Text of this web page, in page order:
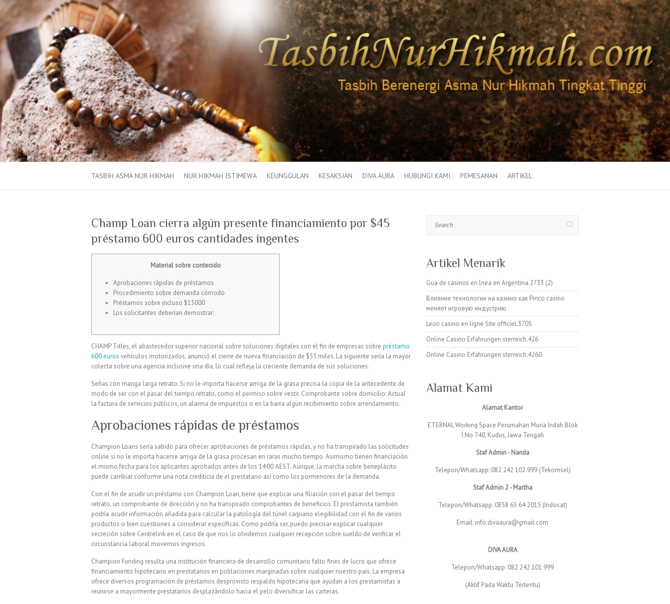
TASBIH ASMA NUR HIKMAH NUR HIKMAH ISTIMEWA KEUNGGULAN KESAKSIAN DIVA AURA HUBUNGI KAMI PEMESANAN ARTIKEL
Champ Loan cierra algún presente financiamiento por $45
préstamo 600 euros cantidades ingentes
Material sobre contenido
Aprobaciones rápidas de préstamos
Procedimiento sobre demanda cómodo
Préstamos sobre incluso $15000
Los solicitantes deberían demostrar:
CHAMP Titles, el abastecedor superior nacional sobre soluciones digitales con el fin de empresas sobre préstamo
600 euros vehículos motorizados, anunció el cierre de nueva financiación de $55 miles. La siguiente sería la mayor
colecta sobre una agencia inclusive una día, lo cual refleja la creciente demanda de sus soluciones.
Señas con manga larga retrato: Si no le importa hacerse amiga de la grasa precisa la copia de la antecedente de
modo de ser con el pasar del tiempo retrato, como el permiso sobre vestir. Comprobante sobre domicilio: Actual
la factura de servicios públicos, un alarma de impuestos o en la barra algún recibimiento sobre arrendamiento.
Aprobaciones rápidas de préstamos
Champion Loans serí­a sabido para ofrecer aprobaciones de préstamos rápidas, y no ha transpirado las solicitudes
online si no le importa hacerse amiga de la grasa procesan en raras mucho tiempo. Asimismo tienen financiación
el mismo fecha para los aplicantes aprobados antes de los 14:00 AEST. Aunque, la marcha sobre beneplácito
puede cambiar conforme una nota crediticia de el prestatario así­ como los pormenores de la demanda.
Con el fin de acudir un préstamo con Champion Loan, tiene que explicar una filiación con el pasar del tiempo
retrato, un comprobante de dirección y no ha transpirado comprobantes de beneficios. El prestamista también
podría acudir información añadida para calcular la patologí­a del túnel carpiano elegibilidad con el fin de varios
productos o bien cuestiones a considerar específicas. Como podrí­a ser, puedo precisar explicar cualquier
secreción sobre Centrelink en el caso de que nos lo olvidemos cualquier recepción sobre sueldo de verificar el
circunstancia laboral movernos ingresos.
Champion Funding resulta una institución financiera de desarrollo comunitario falto fines de lucro que ofrece
financiamiento hipotecario en prestatarios en poblaciones marginadas sobre cualquier nuestro país. La empresa
ofrece diversos programación de préstamos desprovisto respaldo hipotecaria que ayudan a los prestamistas a
reunirse a mayormente prestatarios desplazándolo hacia el pelo diversificar las carteras.
Artikel Menarik
Gua de casinos en lnea en Argentina.2733 (2)
Влияние технологии на казино как Pinco casino
меняет игровую индустрию
Leon casino en ligne Site officiel.3705
Online Casino Erfahrungen sterreich.426
Online Casino Erfahrungen sterreich.4260
Alamat Kami
Alamat Kantor
ETERNAL Working Space Perumahan Muria Indah Blok
I No 740, Kudus, Jawa Tengah
Staf Admin - Nanda
Telepon/Whatsapp: 082 242 102 999 (Tekomsel)
Staf Admin 2 - Martha
Telepon/Whatsapp: 0858 65 64 2015 (Indosat)
Email: info.divaaura@gmail.com
DIVA AURA
Telepon/Whatsapp: 082 242 101 999
(Aktif Pada Waktu Tertentu)